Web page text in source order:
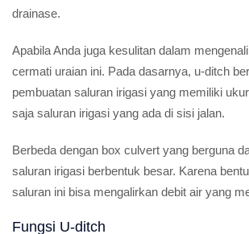
drainase.
Apabila Anda juga kesulitan dalam
cermati uraian ini. Pada dasarnya, u-ditch
pembuatan saluran irigasi yang memiliki
saja saluran irigasi yang ada di sisi jalan.
Berbeda dengan box culvert yang berguna
saluran irigasi berbentuk besar. Karena
saluran ini bisa mengalirkan debit air yang
Fungsi U-ditch